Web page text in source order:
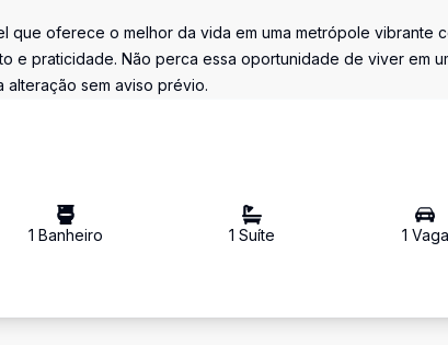
que oferece o melhor da vida em uma metrópole vibrante
e praticidade. Não perca essa oportunidade de viver em
sem aviso prévio.
1 Banheiro 1 Suíte 1 Vaga